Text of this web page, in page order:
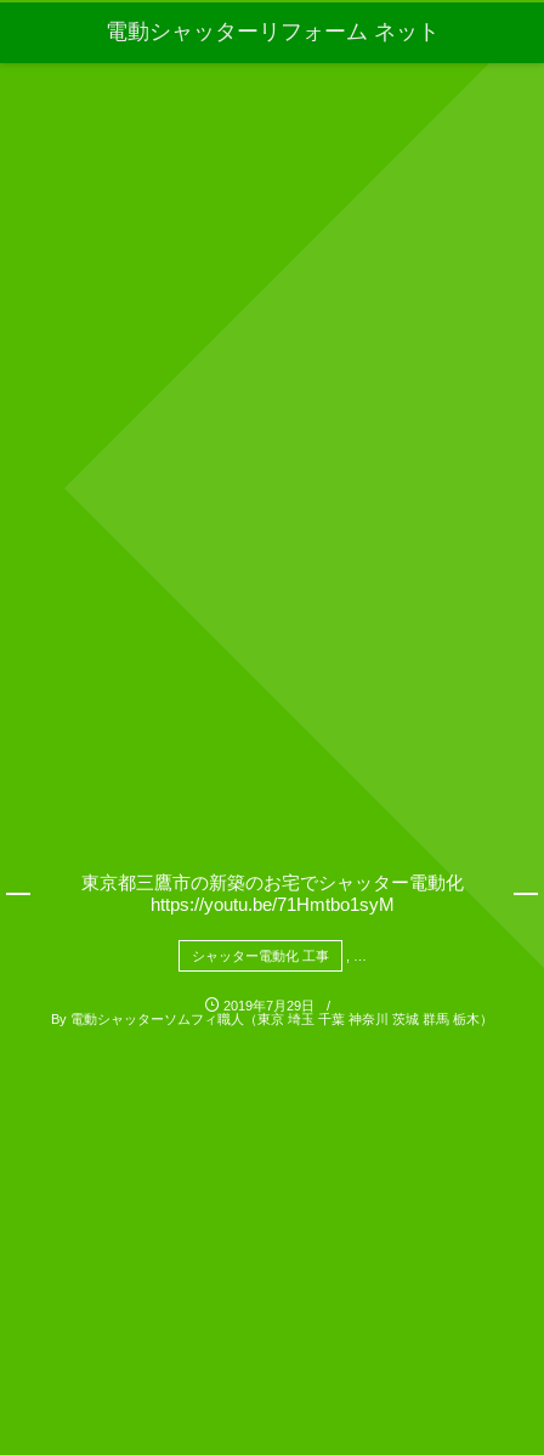
電動シャッターリフォーム ネット
東京都三鷹市の新築のお宅でシャッター電動化
https://youtu.be/71Hmtbo1syM
シャッター電動化 工事
2019年7月29日
By 電動シャッターソムフィ職人（東京 埼玉 千葉 神奈川 茨城 群馬 栃木）